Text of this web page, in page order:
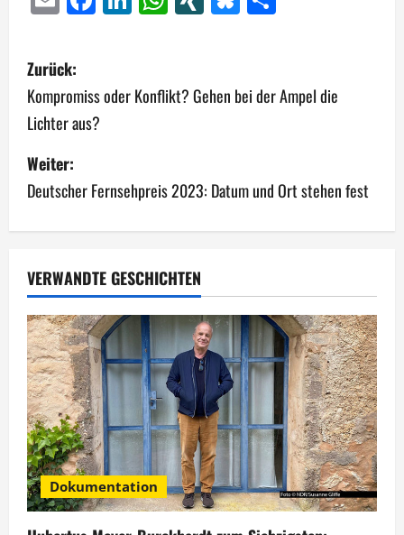
B
e
i
t
r
g
s
n
a
v
i
g
Zurück:
Kompromiss oder Konflikt? Gehen bei der Ampel die
Lichter aus?
Weiter:
Deutscher Fernsehpreis 2023: Datum und Ort stehen fest
VERWANDTE GESCHICHTEN
Dokumentation